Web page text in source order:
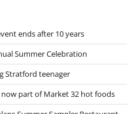
ends after 10 years
Summer Celebration
Stratford teenager
now part of Market 32 hot foods